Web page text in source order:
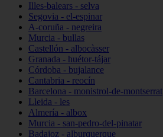
Illes-balears - selva
Segovia - el-espinar
A-coruña - negreira
Murcia - bullas
Castellón - albocàsser
Granada - huétor-tájar
Córdoba - bujalance
Cantabria - reocín
Barcelona - monistrol-de-montserrat
Lleida - les
Almería - albox
Murcia - san-pedro-del-pinatar
Badajoz - alburquerque